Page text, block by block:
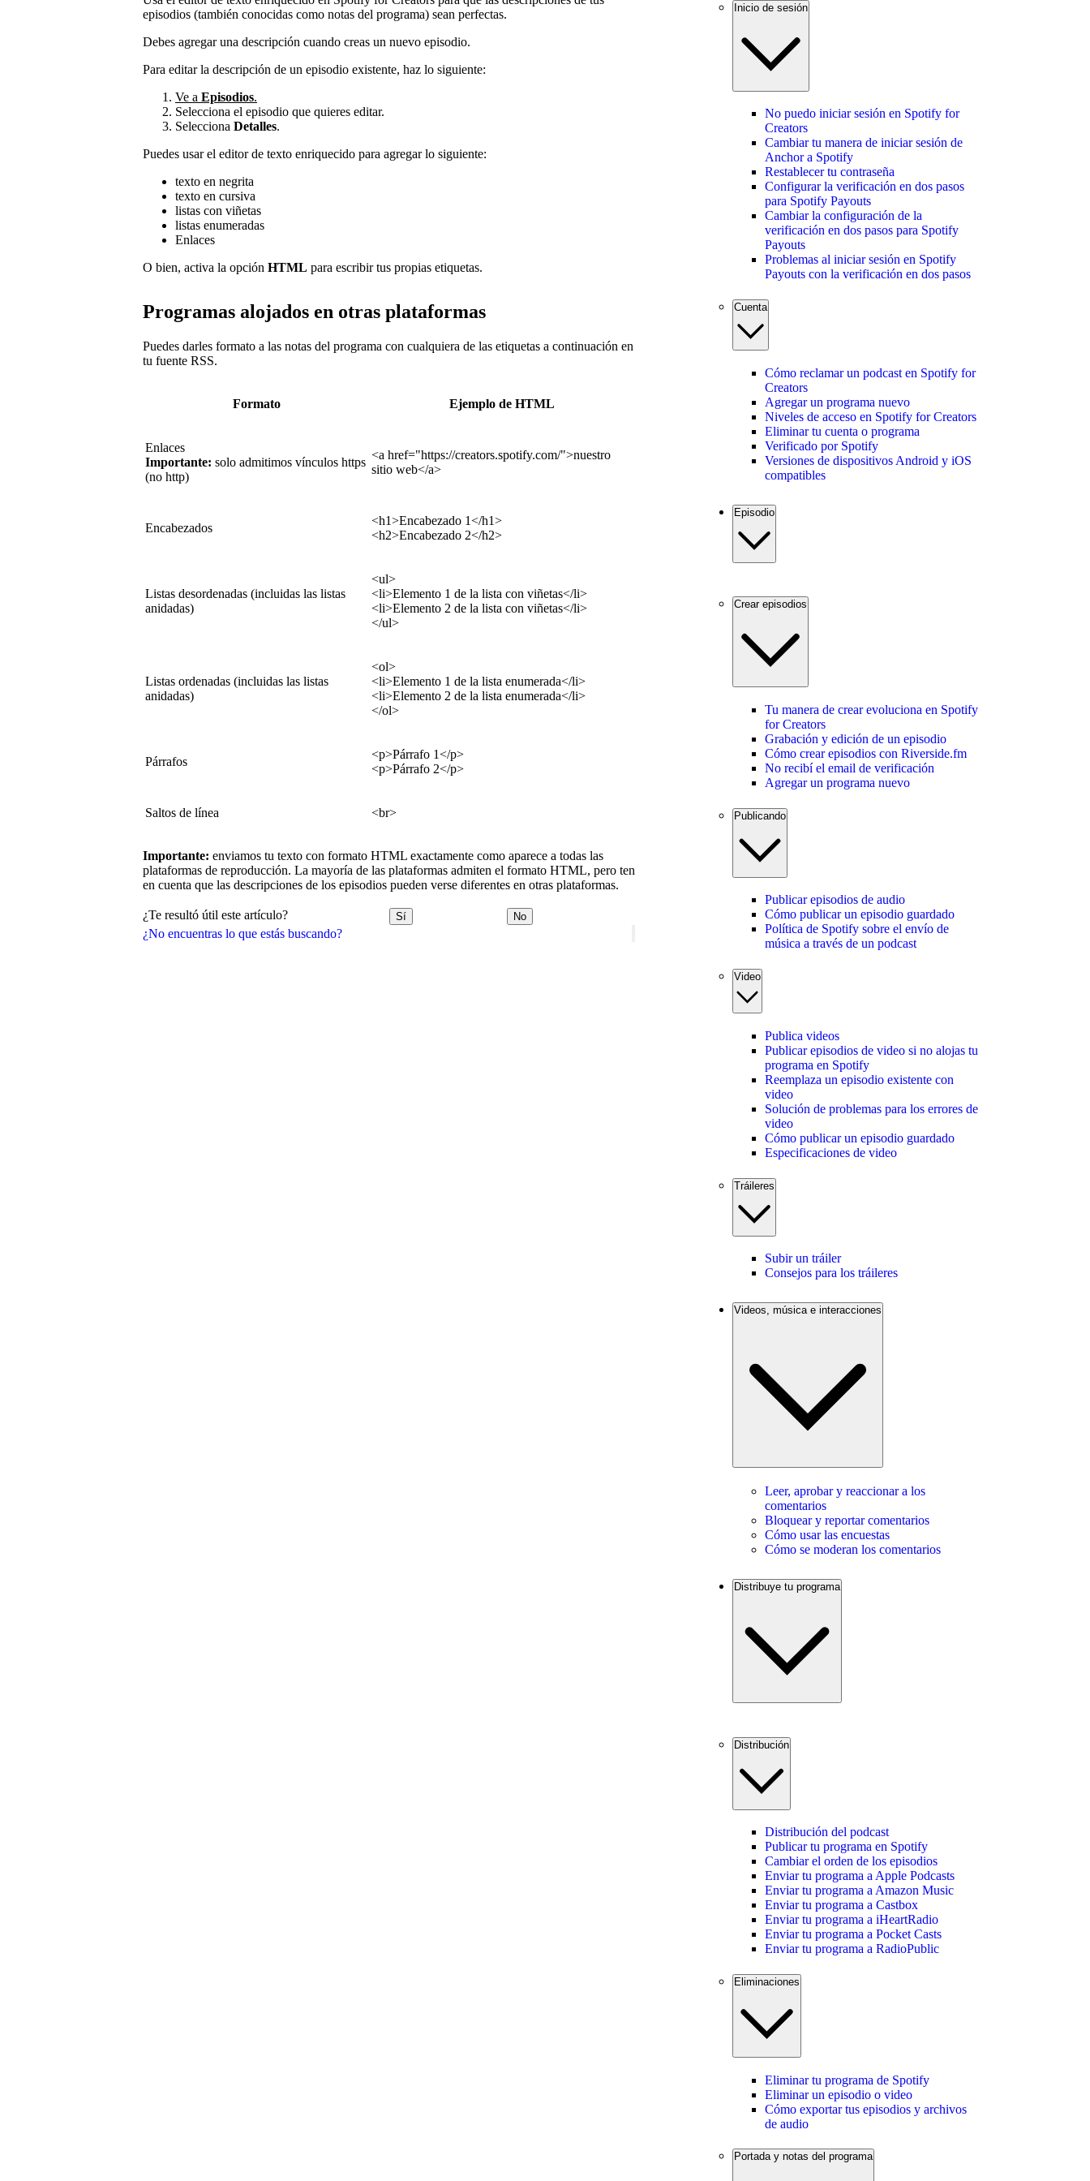
¿No encuentras lo que estás buscando?
episodios (también conocidas como notas del programa) sean perfectas.
Debes agregar una descripción cuando creas un nuevo episodio.
Para editar la descripción de un episodio existente, haz lo siguiente:
Ve a Episodios.
Selecciona el episodio que quieres editar.
Selecciona Detalles.
Puedes usar el editor de texto enriquecido para agregar lo siguiente:
texto en negrita
texto en cursiva
listas con viñetas
listas enumeradas
Enlaces
O bien, activa la opción HTML para escribir tus propias etiquetas.
Programas alojados en otras plataformas
Puedes darles formato a las notas del programa con cualquiera de las etiquetas a continuación en
tu fuente RSS.
Formato Ejemplo de HTML
Enlaces
Importante: solo admitimos vínculos https
(no http)
<a href="https://creators.spotify.com/">nuestro
sitio web</a>
Encabezados
<h1>Encabezado 1</h1>
<h2>Encabezado 2</h2>
Listas desordenadas (incluidas las listas
anidadas)
<ul>
<li>Elemento 1 de la lista con viñetas</li>
<li>Elemento 2 de la lista con viñetas</li>
</ul>
Listas ordenadas (incluidas las listas
anidadas)
<ol>
<li>Elemento 1 de la lista enumerada</li>
<li>Elemento 2 de la lista enumerada</li>
</ol>
Párrafos
<p>Párrafo 1</p>
<p>Párrafo 2</p>
Saltos de línea <br>
Importante: enviamos tu texto con formato HTML exactamente como aparece a todas las
plataformas de reproducción. La mayoría de las plataformas admiten el formato HTML, pero ten
en cuenta que las descripciones de los episodios pueden verse diferentes en otras plataformas.
¿Te resultó útil este artículo? Sí No
Inicio de sesión
No puedo iniciar sesión en Spotify for
Creators
Cambiar tu manera de iniciar sesión de
Anchor a Spotify
Restablecer tu contraseña
Configurar la verificación en dos pasos
para Spotify Payouts
Cambiar la configuración de la
verificación en dos pasos para Spotify
Payouts
Problemas al iniciar sesión en Spotify
Payouts con la verificación en dos pasos
Cuenta
Cómo reclamar un podcast en Spotify for
Creators
Agregar un programa nuevo
Niveles de acceso en Spotify for Creators
Eliminar tu cuenta o programa
Verificado por Spotify
Versiones de dispositivos Android y iOS
compatibles
Episodio
Crear episodios
Tu manera de crear evoluciona en Spotify
for Creators
Grabación y edición de un episodio
Cómo crear episodios con Riverside.fm
No recibí el email de verificación
Agregar un programa nuevo
Publicando
Publicar episodios de audio
Cómo publicar un episodio guardado
Política de Spotify sobre el envío de
música a través de un podcast
Video
Publica videos
Publicar episodios de video si no alojas tu
programa en Spotify
Reemplaza un episodio existente con
video
Solución de problemas para los errores de
video
Cómo publicar un episodio guardado
Especificaciones de video
Tráileres
Subir un tráiler
Consejos para los tráileres
Videos, música e interacciones
Leer, aprobar y reaccionar a los
comentarios
Bloquear y reportar comentarios
Cómo usar las encuestas
Cómo se moderan los comentarios
Distribuye tu programa
Distribución
Distribución del podcast
Publicar tu programa en Spotify
Cambiar el orden de los episodios
Enviar tu programa a Apple Podcasts
Enviar tu programa a Amazon Music
Enviar tu programa a Castbox
Enviar tu programa a iHeartRadio
Enviar tu programa a Pocket Casts
Enviar tu programa a RadioPublic
Eliminaciones
Eliminar tu programa de Spotify
Eliminar un episodio o video
Cómo exportar tus episodios y archivos
de audio
Portada y notas del programa